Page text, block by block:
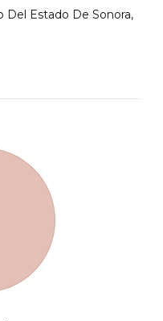
Del Estado De Sonora